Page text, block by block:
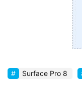
Surface Pro 8